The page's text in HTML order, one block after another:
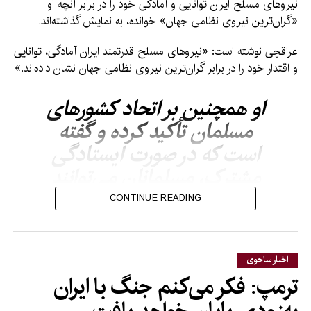
نیروهای مسلح ایران توانایی و آمادگی خود را در برابر آنچه او
«گران‌ترین نیروی نظامی جهان» خوانده، به نمایش گذاشته‌اند.
عراقچی نوشته است: «نیروهای مسلح قدرتمند ایران آمادگی، توانایی
و اقتدار خود را در برابر گران‌ترین نیروی نظامی جهان نشان داده‌اند.»
او همچنین بر اتحاد کشورهای
مسلمان تأکید کرده و گفته
است که در صورت ایستادگی
مشترک، مسلمانان می‌توانند
در برابر چالش‌های ناشی از
عوامل خارجی مقابله کنند.
وزیر خارجه ایران در پایان پیامش گفته است: «زمان آن رسیده است
که تنها بر خود تکیه کنیم و برادری واقعی را بپذیریم.»
CONTINUE READING
اخبار ساحوی
ترمپ: فکر می‌کنم جنگ با ایران